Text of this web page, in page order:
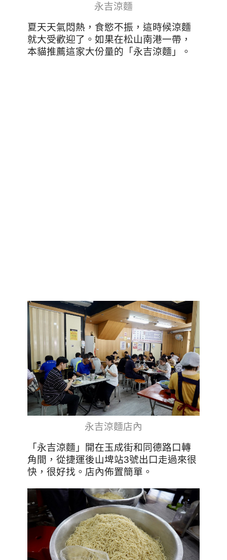
永吉涼麵
夏天天氣悶熱，食慾不振，這時候涼麵
就大受歡迎了。如果在松山南港一帶，
本貓推薦這家大份量的「永吉涼麵」。
永吉涼麵店內
「永吉涼麵」開在玉成街和同德路口轉
角間，從捷運後山埤站3號出口走過來很
快，很好找。店內佈置簡單。